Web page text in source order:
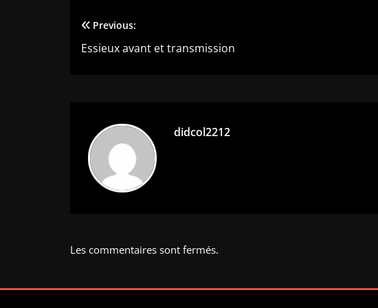
Navigation
Previous:
Essieux avant et transmission
didcol2212
Les commentaires sont fermés.